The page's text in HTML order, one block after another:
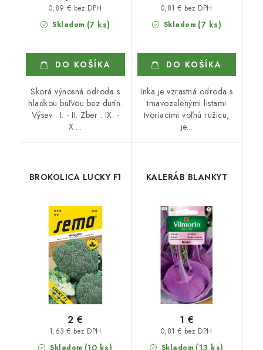
Skladom (7 ks)
0,89 € bez DPH
DO KOŠÍKA
Skorá výnosná odroda s
hladkou buľvou bez dutín.
Výsev : I. - II. Zber : IX. -
X....
Skladom (7 ks)
0,81 € bez DPH
DO KOŠÍKA
Inka je vzrastná odroda s
tmavozelenými listami
tvoriacimi voľnú ružicu,
je...
BROKOLICA LUCKY F1
Skladom (10 ks)
1,63 € bez DPH
2 €
KALERÁB BLANKYT
Skladom (13 ks)
0,81 € bez DPH
1 €